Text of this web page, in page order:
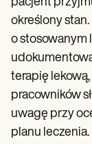
Why Carepatron?
Login
Get started
określony
o stosowanym
terapię
pracowników
uwagę przy
planu leczenia.